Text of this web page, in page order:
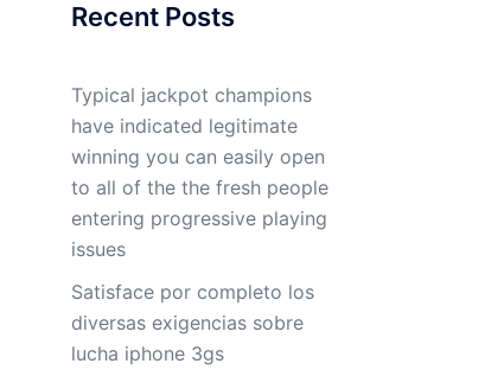
Recent Posts
Typical jackpot champions
have indicated legitimate
winning you can easily open
to all of the the fresh people
entering progressive playing
issues
Satisface por completo los
diversas exigencias sobre
lucha iphone 3gs